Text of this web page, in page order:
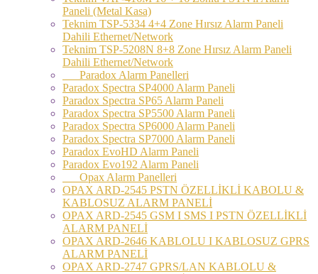
Paneli (Metal Kasa)
Teknim TSP-5334 4+4 Zone Hırsız Alarm Paneli
Dahili Ethernet/Network
Teknim TSP-5208N 8+8 Zone Hırsız Alarm Paneli
Dahili Ethernet/Network
Paradox Alarm Panelleri
Paradox Spectra SP4000 Alarm Paneli
Paradox Spectra SP65 Alarm Paneli
Paradox Spectra SP5500 Alarm Paneli
Paradox Spectra SP6000 Alarm Paneli
Paradox Spectra SP7000 Alarm Paneli
Paradox EvoHD Alarm Paneli
Paradox Evo192 Alarm Paneli
Opax Alarm Panelleri
OPAX ARD-2545 PSTN ÖZELLİKLİ KABOLU &
KABLOSUZ ALARM PANELİ
OPAX ARD-2545 GSM I SMS I PSTN ÖZELLİKLİ
ALARM PANELİ
OPAX ARD-2646 KABLOLU I KABLOSUZ GPRS
ALARM PANELİ
OPAX ARD-2747 GPRS/LAN KABLOLU &